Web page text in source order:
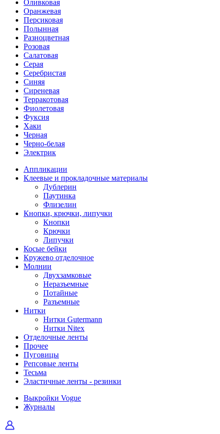
Оливковая
Оранжевая
Персиковая
Полынная
Разноцветная
Розовая
Салатовая
Серая
Серебристая
Синяя
Сиреневая
Терракотовая
Фиолетовая
Фуксия
Хаки
Черная
Черно-белая
Электрик
Аппликации
Клеевые и прокладочные материалы
Дублерин
Паутинка
Флизелин
Кнопки, крючки, липучки
Кнопки
Крючки
Липучки
Косые бейки
Кружево отделочное
Молнии
Двухзамковые
Неразъемные
Потайные
Разъемные
Нитки
Нитки Gutermann
Нитки Nitex
Отделочные ленты
Прочее
Пуговицы
Репсовые ленты
Тесьма
Эластичные ленты - резинки
Выкройки Vogue
Журналы